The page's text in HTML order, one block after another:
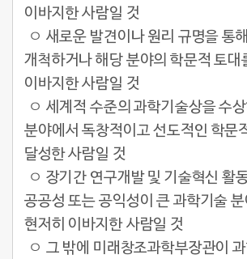
이바지한 사람일 것
ㅇ 새로운 발견이나 원리 규명을 통
개척하거나 해당 분야의 학문적 토대
이바지한 사람일 것
ㅇ 세계적 수준의 과학기술상을 수
분야에서 독창적이고 선도적인 학문
달성한 사람일 것
ㅇ 장기간 연구개발 및 기술혁신 활
공공성 또는 공익성이 큰 과학기술 분
현저히 이바지한 사람일 것
ㅇ 그 밖에 미래창조과학부장관이